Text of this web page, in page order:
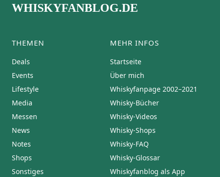
WHISKYFANBLOG.DE
THEMEN
Deals
Events
Lifestyle
Media
Messen
News
Notes
Shops
Sonstiges
MEHR INFOS
Startseite
Über mich
Whiskyfanpage 2002–2021
Whisky-Bücher
Whisky-Videos
Whisky-Shops
Whisky-FAQ
Whisky-Glossar
Whiskyfanblog als App